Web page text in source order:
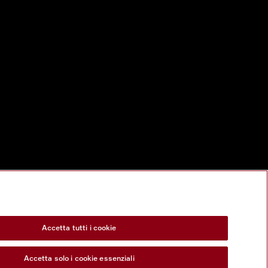
Accetta tutti i cookie
Accetta solo i cookie essenziali